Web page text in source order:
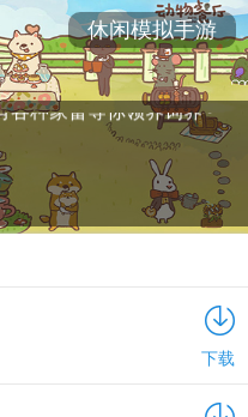
你是想当餐厅老板还是上
你喜爱的游戏，还有医院
乐趣吧！一大片属于你自
各种家畜等你领养饲养~
休闲模拟手游
下载